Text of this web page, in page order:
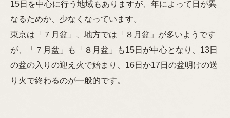
15日を中心に行う地域もありますが、年によって日が異
なるためか、少なくなっています。
東京は「７月盆」、地方では「８月盆」が多いようです
が、「７月盆」も「８月盆」も15日が中心となり、13日
の盆の入りの迎え火で始まり、16日か17日の盆明けの送
り火で終わるのが一般的です。